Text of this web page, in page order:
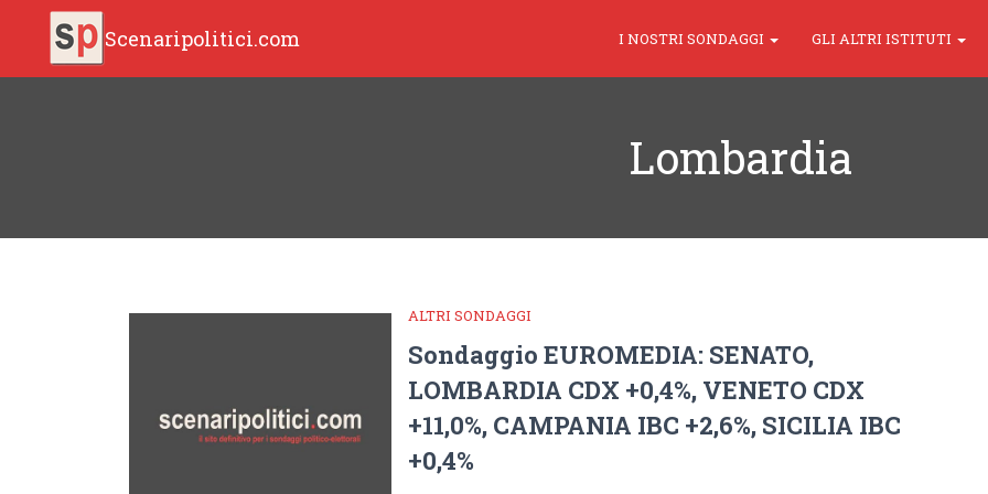
Scenaripolitici.com I NOSTRI SONDAGGI GLI ALTRI ISTITUTI
Lombardia
ALTRI SONDAGGI
Sondaggio EUROMEDIA: SENATO,
LOMBARDIA CDX +0,4%, VENETO CDX
+11,0%, CAMPANIA IBC +2,6%, SICILIA IBC
+0,4%